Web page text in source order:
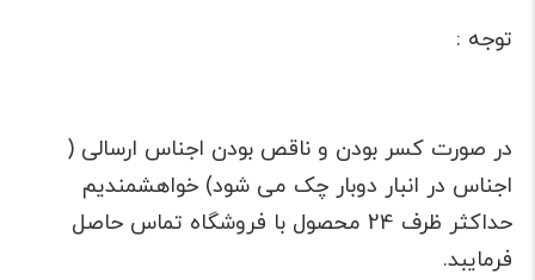
توجه :
در صورت کسر بودن و ناقص بودن اجناس ارسالی (
اجناس در انبار دوبار چک می شود) خواهشمندیم
حداکثر ظرف 24 محصول با فروشگاه تماس حاصل
فرمایبد.